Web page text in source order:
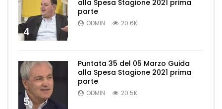
4
alla Spesa Stagione 2021 prima
parte
ODMIN 20.6K
5
Puntata 35 del 05 Marzo Guida
alla Spesa Stagione 2021 prima
parte
ODMIN 20.5K